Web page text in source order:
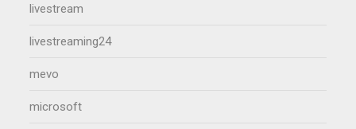
livestream
livestreaming24
mevo
microsoft